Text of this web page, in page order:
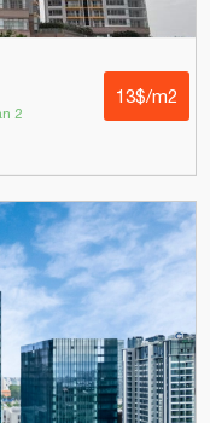
2
13$/m2